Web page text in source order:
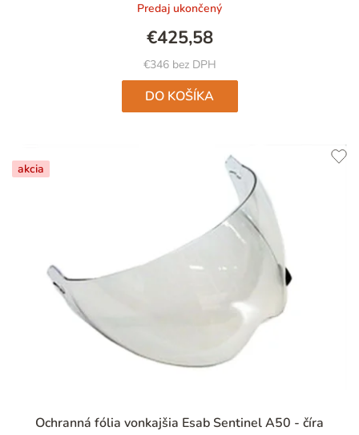
Predaj ukončený
€346 bez DPH
€425,58
DO KOŠÍKA
akcia
Ochranná fólia vonkajšia Esab Sentinel A50 - číra